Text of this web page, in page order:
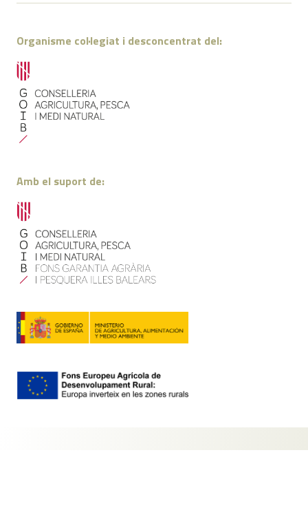
Organisme col·legiat i desconcentrat del:
Amb el suport de: